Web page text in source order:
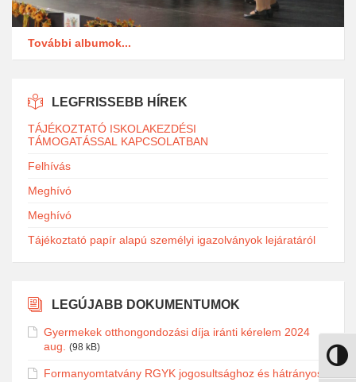
Nagy
További albumok...
LEGFRISSEBB HÍREK
TÁJÉKOZTATÓ ISKOLAKEZDÉSI
TÁMOGATÁSSAL KAPCSOLATBAN
Felhívás
Meghívó
Meghívó
Tájékoztató papír alapú személyi igazolványok lejáratáról
LEGÚJABB DOKUMENTUMOK
Gyermekek otthongondozási díja iránti kérelem 2024
aug. (98 kB)
Formanyomtatvány RGYK jogosultsághoz és hátrányos